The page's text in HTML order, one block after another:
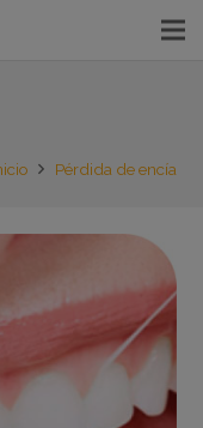
Pérdida de encía